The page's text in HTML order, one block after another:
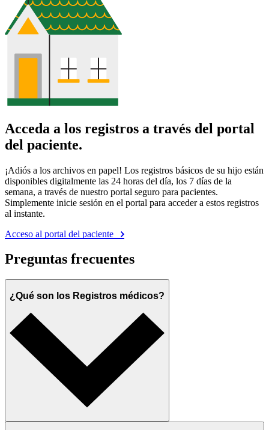
Acceda a los registros a través del portal
del paciente.
¡Adiós a los archivos en papel! Los registros básicos de su hijo están
disponibles digitalmente las 24 horas del día, los 7 días de la
semana, a través de nuestro portal seguro para pacientes.
Simplemente inicie sesión en el portal para acceder a estos registros
al instante.
Acceso al portal del paciente
Preguntas frecuentes
¿Qué son los Registros médicos?